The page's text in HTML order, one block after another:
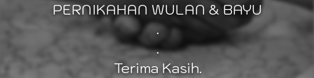
PERNIKAHAN WULAN & BAYU
.
.
Terima Kasih.